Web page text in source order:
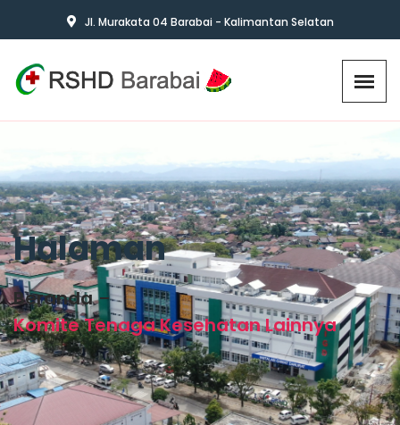
Jl. Murakata 04 Barabai - Kalimantan Selatan
Halaman
Beranda
Komite Tenaga Kesehatan Lainnya